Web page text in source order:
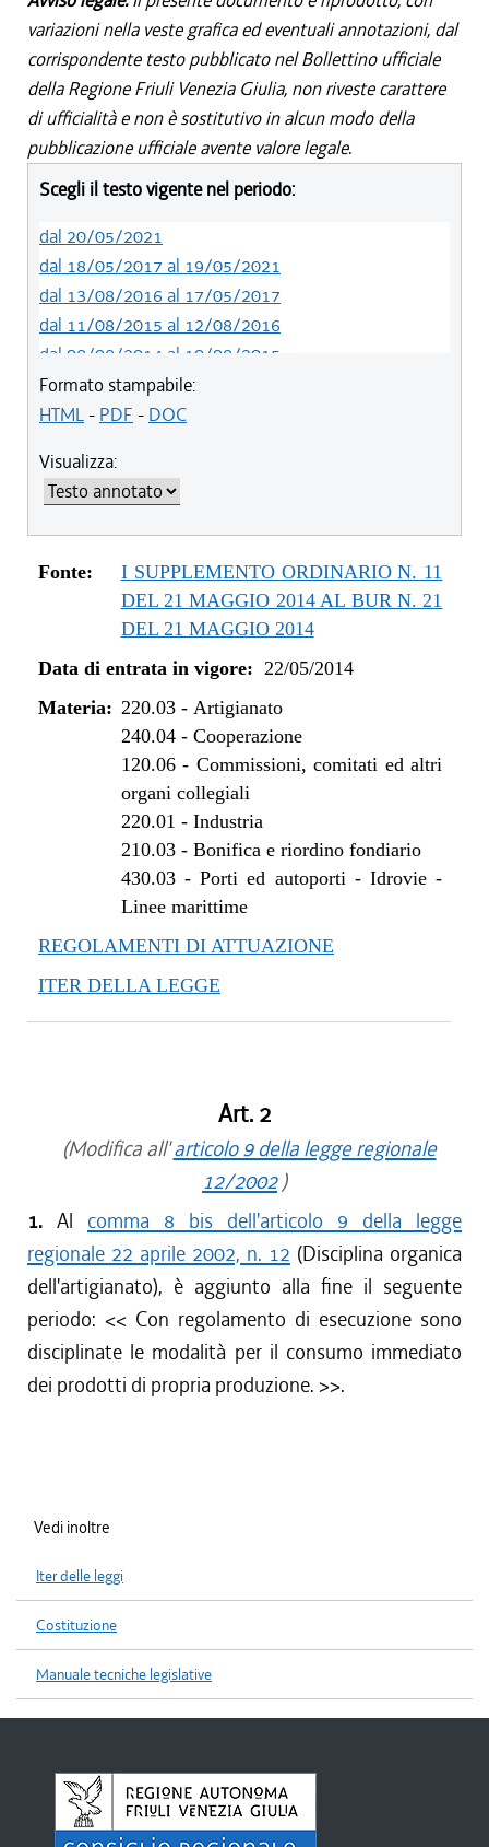
variazioni nella veste grafica ed eventuali annotazioni, dal
corrispondente testo pubblicato nel Bollettino ufficiale
della Regione Friuli Venezia Giulia, non riveste carattere
di ufficialità e non è sostitutivo in alcun modo della
pubblicazione ufficiale avente valore legale.
Scegli il testo vigente nel periodo:
dal 20/05/2021
dal 18/05/2017 al 19/05/2021
dal 13/08/2016 al 17/05/2017
dal 11/08/2015 al 12/08/2016
dal 08/08/2014 al 10/08/2015
dal 22/05/2014 al 07/08/2014
Formato stampabile:
HTML- PDF - DOC
Visualizza:
Fonte:
I SUPPLEMENTO ORDINARIO N. 11
DEL 21 MAGGIO 2014 AL BUR N. 21
DEL 21 MAGGIO 2014
Data di entrata in vigore: 22/05/2014
Materia: 220.03- Artigianato
240.04- Cooperazione
120.06- Commissioni, comitati ed altri
organi collegiali
220.01 - Industria
210.03- Bonifica e riordino fondiario
430.03-Porti ed autoporti - Idrovie -
Linee marittime
REGOLAMENTI DI ATTUAZIONE
ITER DELLA LEGGE
Art. 2
(Modifica all'articolo 9 della legge regionale
12/2002)
1. Al comma 8 bis dell'articolo 9 della legge
regionale 22 aprile 2002, n. 12 (Disciplina organica
dell'artigianato), è aggiunto alla fine il seguente
periodo: << Con regolamento di esecuzione sono
disciplinate le modalità per il consumo immediato
dei prodotti di propria produzione. >>.
Vedi inoltre
Iter delle leggi
Costituzione
Manuale tecniche legislative